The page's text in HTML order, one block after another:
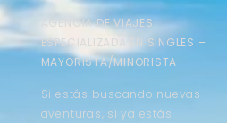
AGENCIA DE VIAJES
ESPECIALIZADA EN SINGLES –
MAYORISTA/MINORISTA
Si estás buscando nuevas
aventuras, si ya estás